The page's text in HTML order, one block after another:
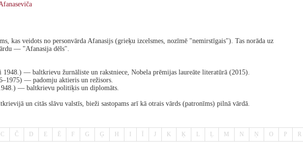
kas veidots no personvārda Afanasijs (grieķu izcelsmes, nozīmē "nemirstīgais"). Tas norāda uz
— "Afanasija dēls".
1948.) — baltkrievu žurnāliste un rakstniece, Nobela prēmijas laureāte literatūrā (2015).
— padomju aktieris un režisors.
— baltkrievu politiķis un diplomāts.
un citās slāvu valstīs, bieži sastopams arī kā otrais vārds (patronīms) pilnā vārdā.
C Č D E Ē F G Ģ H J K Ķ L Ļ M N Ņ O P R